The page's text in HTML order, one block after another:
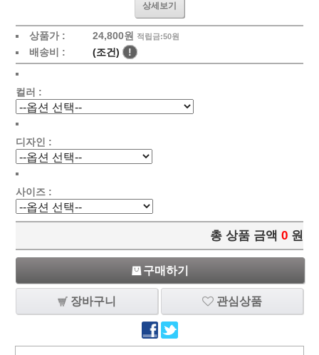
상세보기
상품가 : 24,800원 적립금:50원
배송비 : (조건) !
컬러 :
디자인 :
사이즈 :
총 상품 금액 0 원
구매하기
장바구니 관심상품